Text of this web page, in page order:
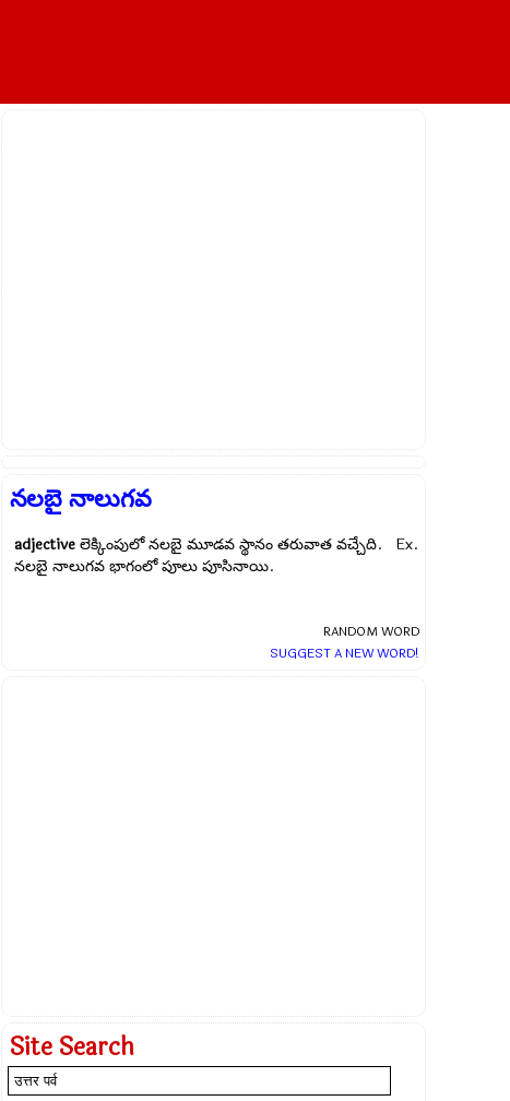
నలబై నాలుగవ
adjectiveలెక్కింపులో నలబై మూడవ స్థానం తరువాత వచ్చేది. Ex.
నలబై నాలుగవ భాగంలో పూలు పూసినాయి.
RANDOM WORD
SUGGEST A NEW WORD!
Site Search